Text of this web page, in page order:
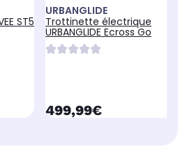
ST5
URBANGLIDE
Trottinette électrique
URBANGLIDE Ecross Go
currentPrice
499,99€